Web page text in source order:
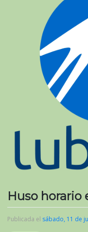
Huso horario
Publicada el sábado, 11 de